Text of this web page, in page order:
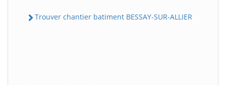
Trouver chantier batiment BESSAY-SUR-ALLIER